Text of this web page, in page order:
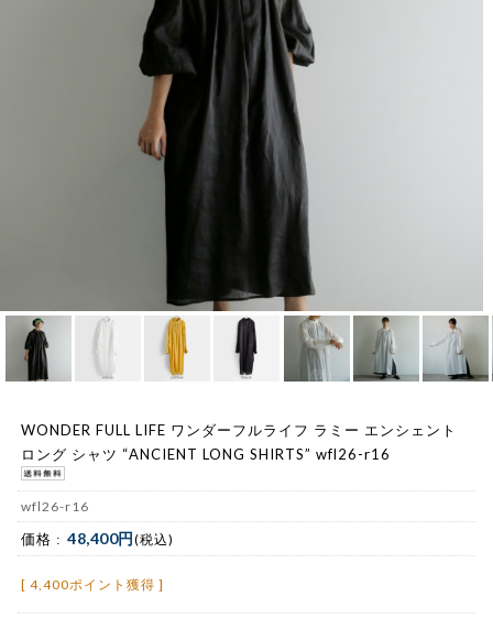
WONDER FULL LIFE ワンダーフルライフ ラミー エンシェント
ロング シャツ “ANCIENT LONG SHIRTS” wfl26-r16
wfl26-r16
価格 : 48,400円 (税込)
[ 4,400ポイント獲得 ]